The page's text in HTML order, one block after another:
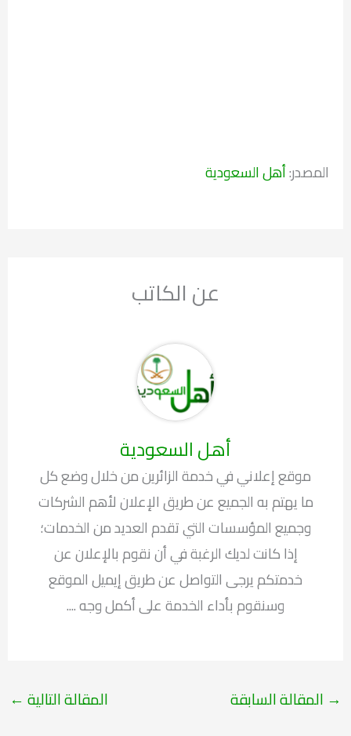
المصدر:أهل السعودية
عن الكاتب
أهل السعودية
موقع إعلاني في خدمة الزائرين من خلال وضع كل
ما يهتم به الجميع عن طريق الإعلان لأهم الشركات
وجميع المؤسسات التي تقدم العديد من الخدمات؛
إذا كانت لديك الرغبة في أن نقوم بالإعلان عن
خدمتكم يرجى التواصل عن طريق إيميل الموقع
وسنقوم بأداء الخدمة على أكمل وجه ....
→ المقالة السابقة المقالة التالية←